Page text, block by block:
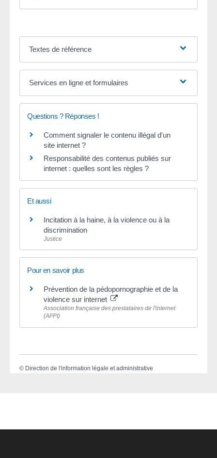
Textes de référence
Services en ligne et formulaires
Questions ? Réponses !
Comment signaler le contenu illégal d'un
site internet ?
Responsabilité des contenus publiés sur
internet : quelles sont les règles ?
Et aussi
Incitation à la haine, à la violence ou à la
discrimination
Justice
Pour en savoir plus
Prévention de la pédopornographie et de la
violence sur internet
Association française des prestataires de l'internet
(AFPI)
© Direction de l'information légale et administrative